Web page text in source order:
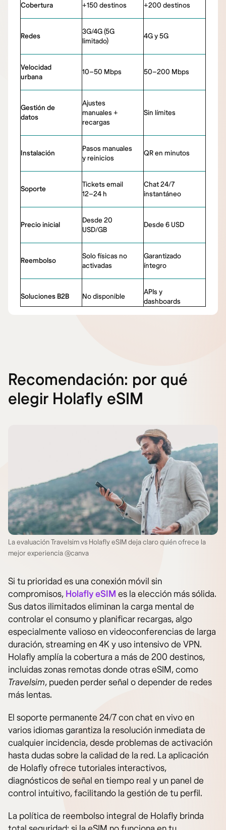
Cobertura +150 destinos +200 destinos
Redes
3G/4G (5G
limitado)
4G y 5G
Velocidad
urbana
10–50 Mbps 50–200 Mbps
Gestión de
datos
Ajustes
manuales +
recargas
Sin límites
Instalación
Pasos manuales
y reinicios
QR en minutos
Soporte
Tickets email
12–24 h
Chat 24/7
instantáneo
Precio inicial
Desde 20
USD/GB
Desde 6 USD
Reembolso
Solo físicas no
activadas
Garantizado
íntegro
Soluciones B2B No disponible
APIs y
dashboards
Recomendación: por qué
elegir Holafly eSIM
La evaluación Travelsim vs Holafly eSIM deja claro quién ofrece la
mejor experiencia @canva
Si tu prioridad es una conexión móvil sin
compromisos, Holafly eSIM es la elección más sólida.
Sus datos ilimitados eliminan la carga mental de
controlar el consumo y planificar recargas, algo
especialmente valioso en videoconferencias de larga
duración, streaming en 4K y uso intensivo de VPN.
Holafly amplía la cobertura a más de 200 destinos,
incluidas zonas remotas donde otras eSIM, como
Travelsim, pueden perder señal o depender de redes
más lentas.
El soporte permanente 24/7 con chat en vivo en
varios idiomas garantiza la resolución inmediata de
cualquier incidencia, desde problemas de activación
hasta dudas sobre la calidad de la red. La aplicación
de Holafly ofrece tutoriales interactivos,
diagnósticos de señal en tiempo real y un panel de
control intuitivo, facilitando la gestión de tu perfil.
La política de reembolso integral de Holafly brinda